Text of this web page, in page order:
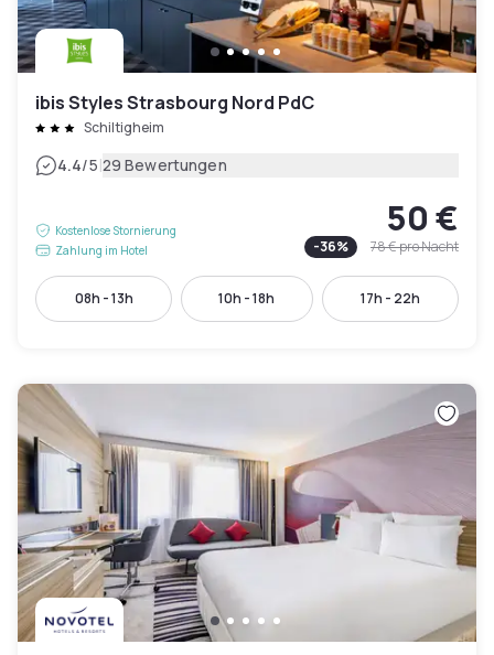
ibis Styles Strasbourg Nord PdC
Schiltigheim
4.4/5|29 Bewertungen
Kostenlose Stornierung
Zahlung im Hotel
50 €
-36% 78 €pro Nacht
08h - 13h 10h - 18h 17h - 22h